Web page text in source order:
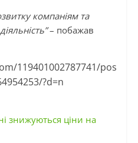
компаніям та
– побажав
119401002787741/pos
?d=n
знижуються ціни на